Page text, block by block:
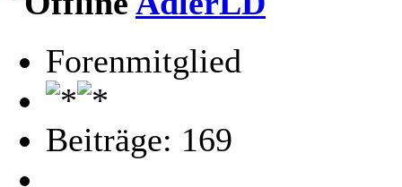
Forenmitglied
Beiträge: 169